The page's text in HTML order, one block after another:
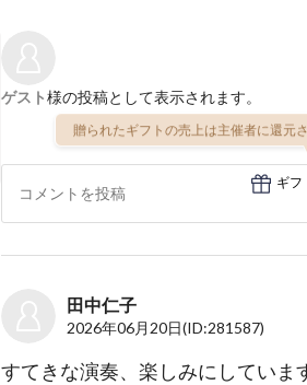
ゲスト様の投稿として表示されます。
贈られたギフトの売上は主催者に還元
ギフ
田中仁子
2026年06月20日(ID:281587)
すてきな演奏、楽しみにしていま